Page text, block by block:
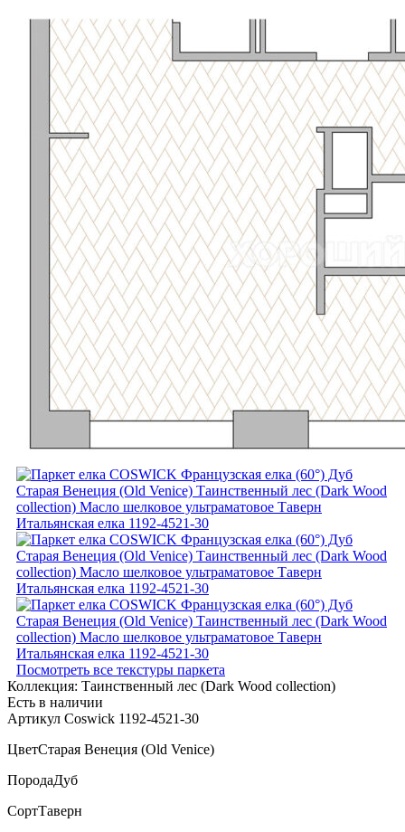
Посмотреть все текстуры паркета
Коллекция: Таинственный лес (Dark Wood collection)
Есть в наличии
Артикул Coswick 1192-4521-30
ЦветСтарая Венеция (Old Venice)
ПородаДуб
СортТаверн